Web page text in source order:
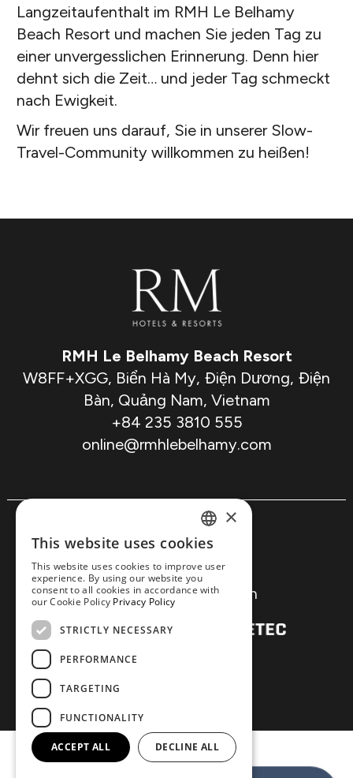
Langzeitaufenthalt im RMH Le Belhamy
Beach Resort und machen Sie jeden Tag zu
einer unvergesslichen Erinnerung. Denn hier
dehnt sich die Zeit… und jeder Tag schmeckt
nach Ewigkeit.
Wir freuen uns darauf, Sie in unserer Slow-
Travel-Community willkommen zu heißen!
RMH Le Belhamy Beach Resort
W8FF+XGG, Biển Hà My, Điện Dương, Điện
Bàn, Quảng Nam, Vietnam
+84 235 3810 555
online@rmhlebelhamy.com
Rechtlicher Hinweis
Datenschutz
Cookie-Richtlinie
Buchungsbedingungen
© 2026. Made with
ENGLISH
SPANISH
×
This website uses cookies
This website uses cookies to improve user
experience. By using our website you
consent to all cookies in accordance with
our Cookie Policy Privacy Policy
STRICTLY NECESSARY
PERFORMANCE
TARGETING
FUNCTIONALITY
ACCEPT ALL DECLINE ALL